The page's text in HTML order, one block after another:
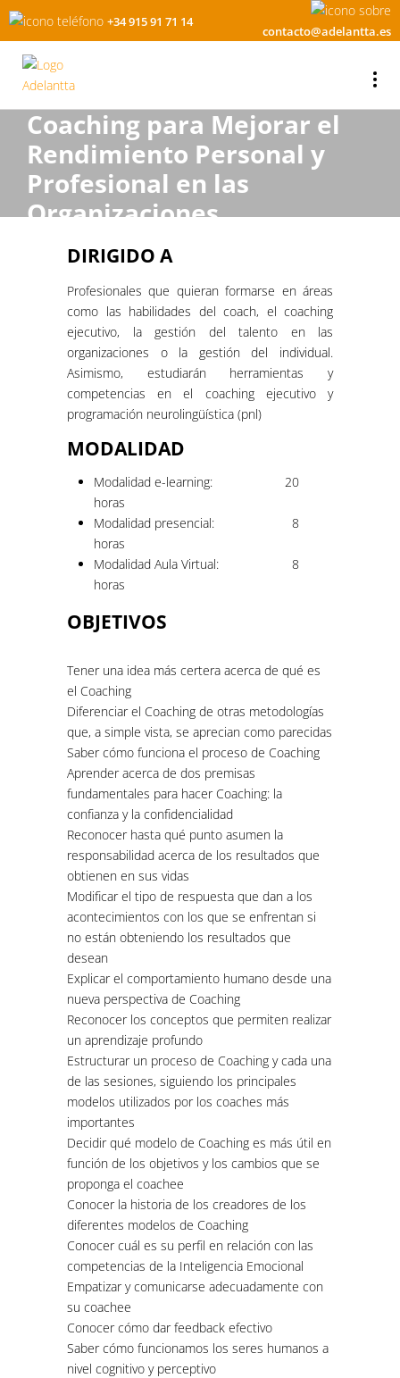
+34 915 91 71 14
contacto@adelantta.es
Coaching para Mejorar el
Rendimiento Personal y
Profesional en las
Organizaciones
DIRIGIDO A
Profesionales que quieran formarse en áreas
como las habilidades del coach, el coaching
ejecutivo, la gestión del talento en las
organizaciones o la gestión del individual.
Asimismo, estudiarán herramientas y
competencias en el coaching ejecutivo y
programación neurolingüística (pnl)
MODALIDAD
Modalidad e-learning:
20
horas
Modalidad presencial:
8
horas
Modalidad Aula Virtual:
8
horas
OBJETIVOS
Tener una idea más certera acerca de qué es
el Coaching
Diferenciar el Coaching de otras metodologías
que, a simple vista, se aprecian como parecidas
Saber cómo funciona el proceso de Coaching
Aprender acerca de dos premisas
fundamentales para hacer Coaching: la
confianza y la confidencialidad
Reconocer hasta qué punto asumen la
responsabilidad acerca de los resultados que
obtienen en sus vidas
Modificar el tipo de respuesta que dan a los
acontecimientos con los que se enfrentan si
no están obteniendo los resultados que
desean
Explicar el comportamiento humano desde una
nueva perspectiva de Coaching
Reconocer los conceptos que permiten realizar
un aprendizaje profundo
Estructurar un proceso de Coaching y cada una
de las sesiones, siguiendo los principales
modelos utilizados por los coaches más
importantes
Decidir qué modelo de Coaching es más útil en
función de los objetivos y los cambios que se
proponga el coachee
Conocer la historia de los creadores de los
diferentes modelos de Coaching
Conocer cuál es su perfil en relación con las
competencias de la Inteligencia Emocional
Empatizar y comunicarse adecuadamente con
su coachee
Conocer cómo dar feedback efectivo
Saber cómo funcionamos los seres humanos a
nivel cognitivo y perceptivo